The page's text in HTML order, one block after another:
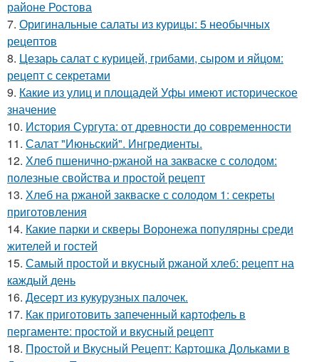
районе Ростова
7. Оригинальные салаты из курицы: 5 необычных
рецептов
8. Цезарь салат с курицей, грибами, сыром и яйцом:
рецепт с секретами
9. Какие из улиц и площадей Уфы имеют историческое
значение
10. История Сургута: от древности до современности
11. Салат "Июньский". Ингредиенты.
12. Хлеб пшенично-ржаной на закваске с солодом:
полезные свойства и простой рецепт
13. Хлеб на ржаной закваске с солодом 1: секреты
приготовления
14. Какие парки и скверы Воронежа популярны среди
жителей и гостей
15. Самый простой и вкусный ржаной хлеб: рецепт на
каждый день
16. Десерт из кукурузных палочек.
17. Как приготовить запеченный картофель в
пергаменте: простой и вкусный рецепт
18. Простой и Вкусный Рецепт: Картошка Дольками в